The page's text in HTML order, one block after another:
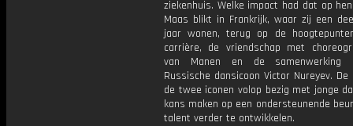
ziekenhuis. Welke impact had dat op
Maas blikt in Frankrijk, waar zij een
jaar wonen, terug op de
carrière, de vriendschap met
van Manen en de
Russische dansicoon Victor Nureyev.
de twee iconen volop bezig met jonge
kans maken op een ondersteunende
talent verder te ontwikkelen.